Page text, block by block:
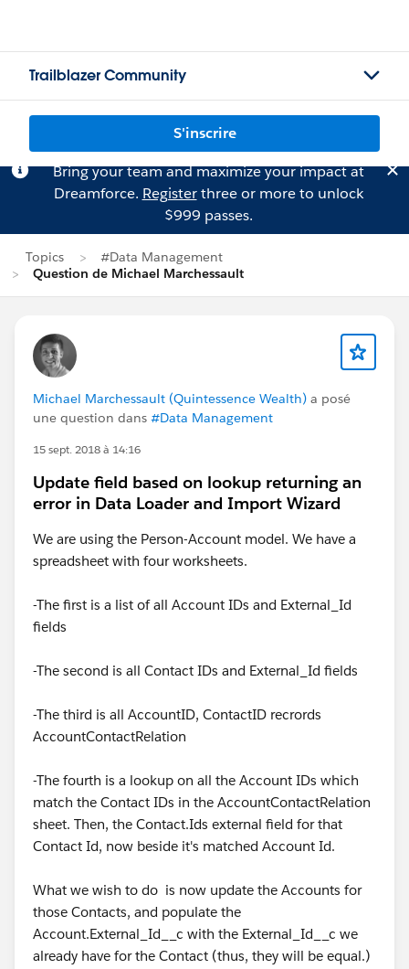
Trailblazer Community
S'inscrire
Bring your team and maximize your impact at
Dreamforce. Registerthree or more to unlock
$999 passes.
Topics
#Data Management
Question de Michael Marchessault
Michael Marchessault (Quintessence Wealth) a posé
une question dans #Data Management
15 sept. 2018 à 14:16
Update field based on lookup returning an
error in Data Loader and Import Wizard
We are using the Person-Account model. We have a
spreadsheet with four worksheets.
-The first is a list of all Account IDs and External_Id
fields
-The second is all Contact IDs and External_Id fields
-The third is all AccountID, ContactID recrords
AccountContactRelation
-The fourth is a lookup on all the Account IDs which
match the Contact IDs in the AccountContactRelation
sheet. Then, the Contact.Ids external field for that
Contact Id, now beside it's matched Account Id.
What we wish to do is now update the Accounts for
those Contacts, and populate the
Account.External_Id__c with the External_Id__c we
already have for the Contact (thus, they will be equal.)